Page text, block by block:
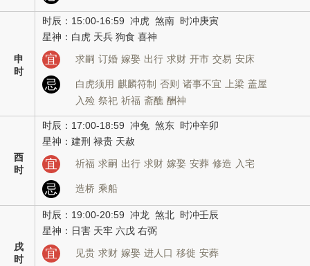
申
时
时辰：15:00-16:59 冲虎 煞南 时冲庚寅
星神：白虎 天兵 狗食 喜神
宜 求嗣 订婚 嫁娶 出行 求财 开市 交易 安床
忌 白虎须用 麒麟符制 否则 诸事不宜 上梁 盖屋
入殓 祭祀 祈福 斋醮 酬神
酉
时
时辰：17:00-18:59 冲兔 煞东 时冲辛卯
星神：建刑 禄贵 天赦
宜 祈福 求嗣 出行 求财 嫁娶 安葬 修造 入宅
忌 造桥 乘船
戌
时
时辰：19:00-20:59 冲龙 煞北 时冲壬辰
星神：日害 天牢 六戊 右弼
宜 见贵 求财 嫁娶 进人口 移徙 安葬